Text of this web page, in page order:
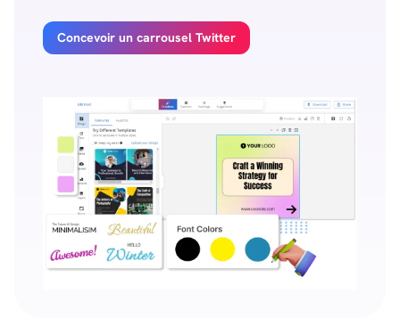
Concevoir un carrousel Twitter